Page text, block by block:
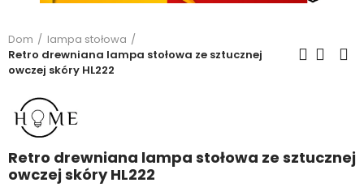
Dom
lampa stołowa
Retro drewniana lampa stołowa ze sztucznej
owczej skóry HL222
Retro drewniana lampa stołowa ze sztucznej
owczej skóry HL222